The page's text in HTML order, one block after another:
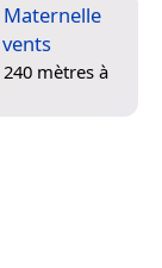
Maternelle
mètres à